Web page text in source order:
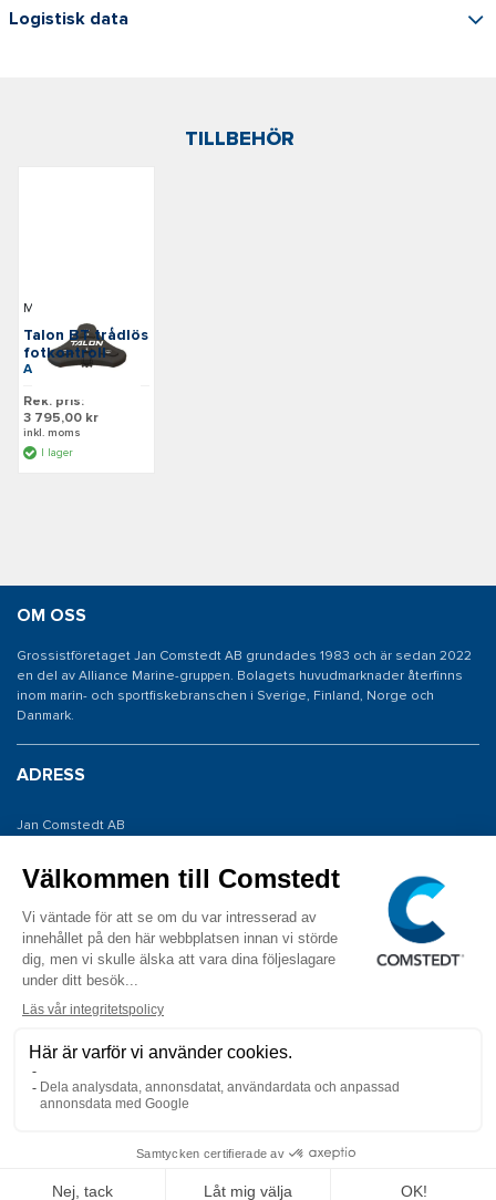
Logistisk data
TILLBEHÖR
Talon BT trådlös
fotkontroll
Art: M1810257
Minn Kota
Rek. pris:
3 795,00 kr
inkl. moms
I lager
OM OSS
Grossistföretaget Jan Comstedt AB grundades 1983 och är sedan 2022
en del av Alliance Marine-gruppen. Bolagets huvudmarknader återfinns
inom marin- och sportfiskebranschen i Sverige, Finland, Norge och
Danmark.
ADRESS
Jan Comstedt AB
426 53 Västra Frölunda
KONTAKTA OSS
COPYRIGHT © 2026 Jan Comstedt AB ALLA RÄTTIGHETER FÖRBEHÅLLS.